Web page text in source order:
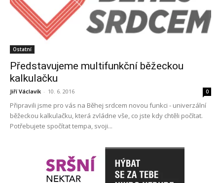
Ostatní
Představujeme multifunkční běžeckou
kalkulačku
Jiří Václavík - 10. 6. 2016 0
Připravili jsme pro vás na Běhej srdcem novou funkci - univerzální
běžeckou kalkulačku, která zvládne vše, co jste kdy chtěli počítat.
Potřebujete spočítat tempa, svoji...